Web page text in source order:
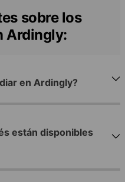
sobre los
Ardingly:
en Ardingly?
están disponibles